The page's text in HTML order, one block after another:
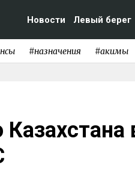
Новости Левый берег
#назначения #акимы